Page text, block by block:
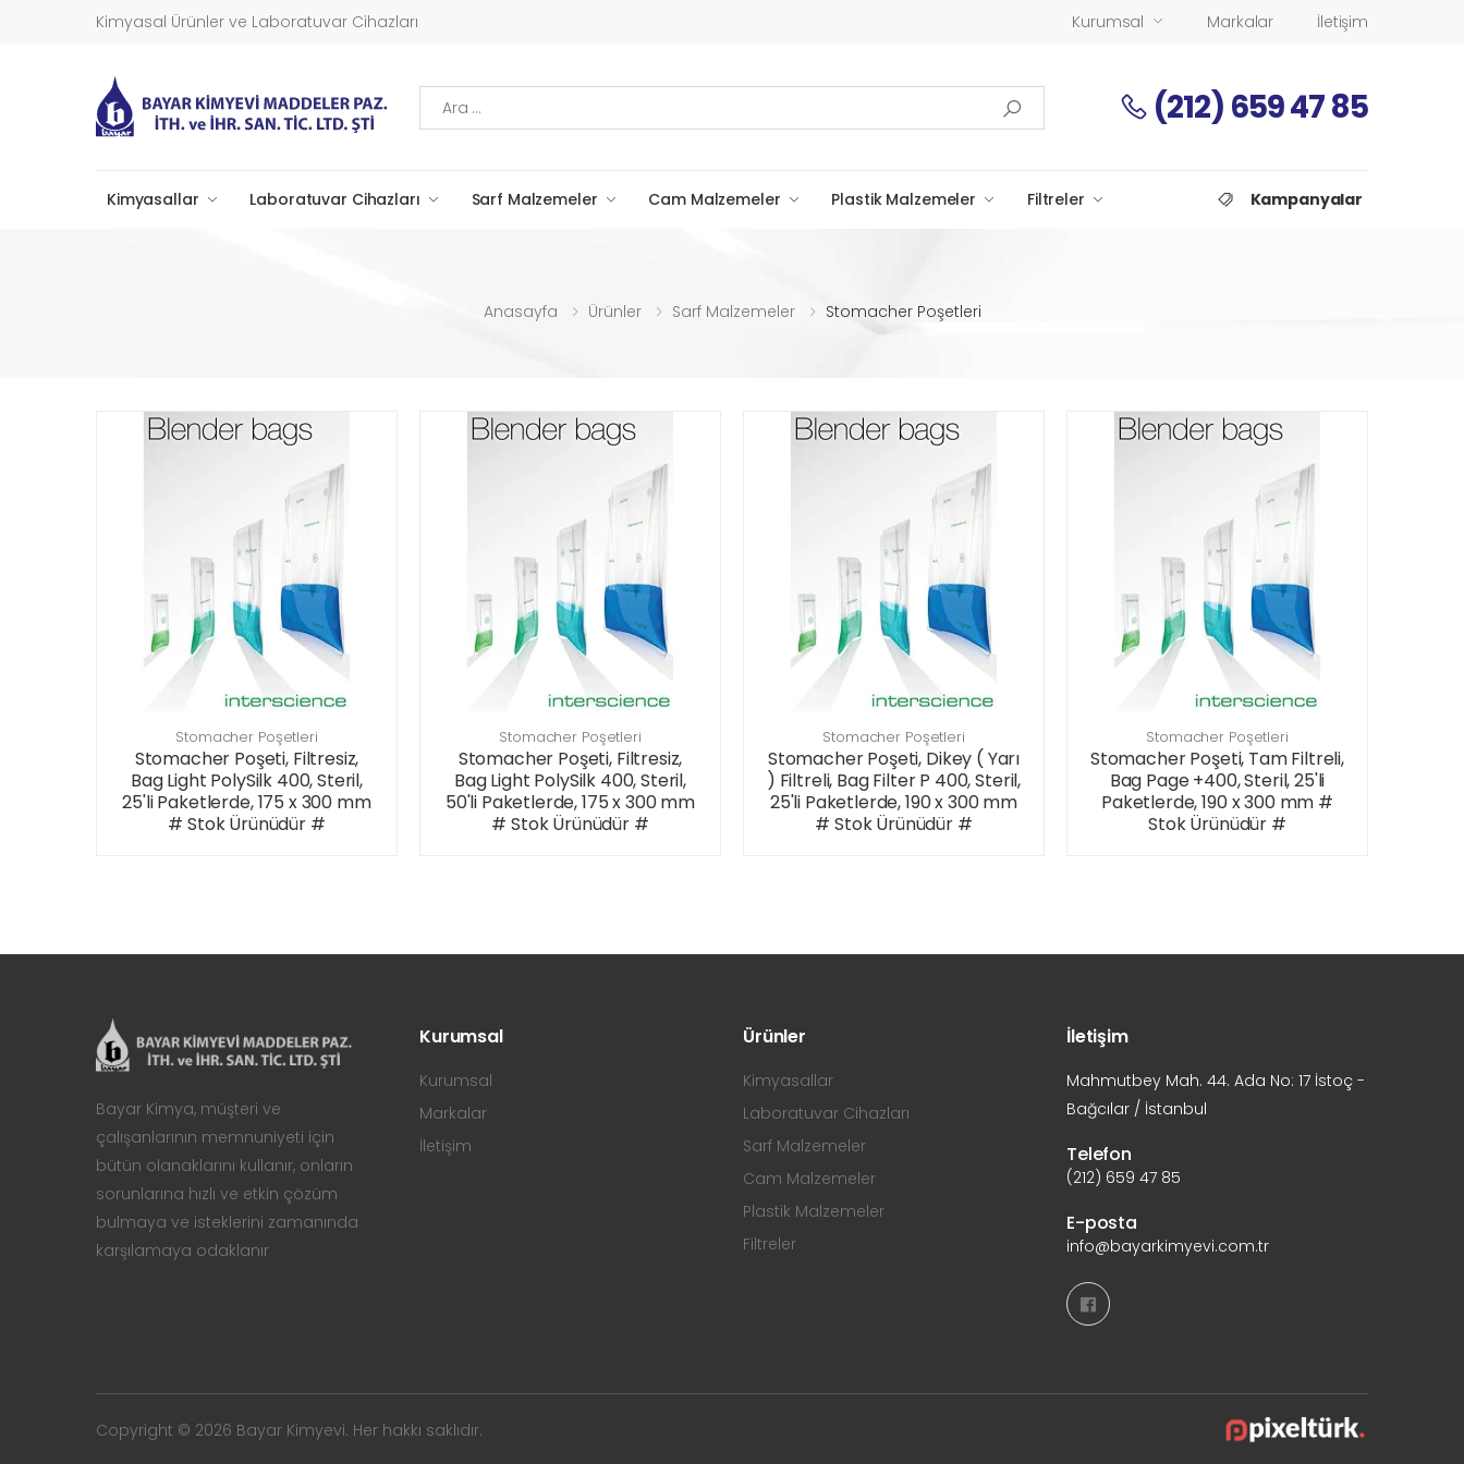
Kimyasal Ürünler ve Laboratuvar Cihazları Kurumsal Markalar İletişim
Ara (212) 659 47 85
Kimyasallar Laboratuvar Cihazları Sarf Malzemeler Cam Malzemeler Plastik Malzemeler Filtreler Kampanyalar
Anasayfa Ürünler Sarf Malzemeler Stomacher Poşetleri
Stomacher Poşetleri
Stomacher Poşeti, Filtresiz,
Bag Light PolySilk 400, Steril,
25'li Paketlerde, 175 x 300 mm
# Stok Ürünüdür #
Stomacher Poşetleri
Stomacher Poşeti, Filtresiz,
Bag Light PolySilk 400, Steril,
50'li Paketlerde, 175 x 300 mm
# Stok Ürünüdür #
Stomacher Poşetleri
Stomacher Poşeti, Dikey ( Yarı
) Filtreli, Bag Filter P 400, Steril,
25'li Paketlerde, 190 x 300 mm
# Stok Ürünüdür #
Stomacher Poşetleri
Stomacher Poşeti, Tam Filtreli,
Bag Page +400, Steril, 25'li
Paketlerde, 190 x 300 mm #
Stok Ürünüdür #
Bayar Kimya, müşteri ve
çalışanlarının memnuniyeti için
bütün olanaklarını kullanır, onların
sorunlarına hızlı ve etkin çözüm
bulmaya ve isteklerini zamanında
karşılamaya odaklanır
Kurumsal
Kurumsal
Markalar
İletişim
Ürünler
Kimyasallar
Laboratuvar Cihazları
Sarf Malzemeler
Cam Malzemeler
Plastik Malzemeler
Filtreler
İletişim
Mahmutbey Mah. 44. Ada No: 17 İstoç -
Bağcılar / İstanbul
Telefon
(212) 659 47 85
E-posta
info@bayarkimyevi.com.tr
Copyright © 2026 Bayar Kimyevi. Her hakkı saklıdır.